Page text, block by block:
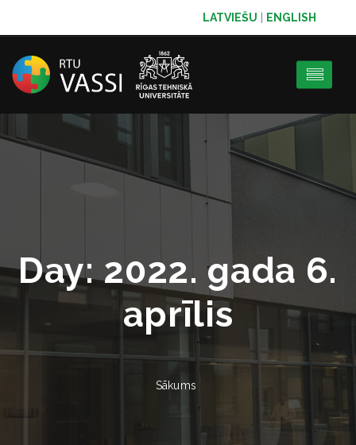
LATVIEŠU ENGLISH
Day:2022. gada 6.
aprīlis
Sākums